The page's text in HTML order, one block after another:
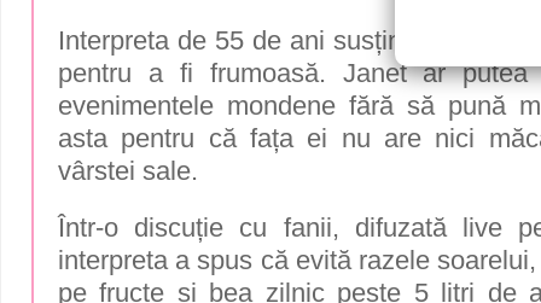
Interpreta de 55 de ani susține că nu
pentru a fi frumoasă. Janet ar putea
evenimentele mondene fără să pună
asta pentru că fața ei nu are nici
vârstei sale.
Într-o discuție cu fanii, difuzată live
interpreta a spus că evită razele
pe fructe și bea zilnic peste 5 litri de